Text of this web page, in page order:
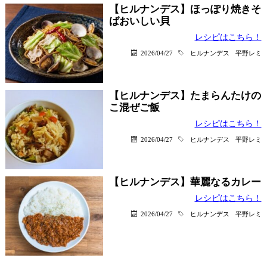
【ヒルナンデス】ほっぽり焼きそ
ばおいしい貝
レシピはこちら！
2026/04/27 ヒルナンデス 平野レミ
【ヒルナンデス】たまらんたけの
こ混ぜご飯
レシピはこちら！
2026/04/27 ヒルナンデス 平野レミ
【ヒルナンデス】華麗なるカレー
レシピはこちら！
2026/04/27 ヒルナンデス 平野レミ